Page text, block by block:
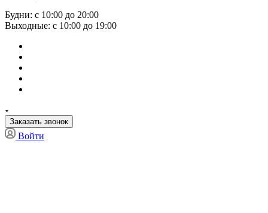
Будни: с 10:00 до 20:00
Выходные: с 10:00 до 19:00
Заказать звонок
Войти